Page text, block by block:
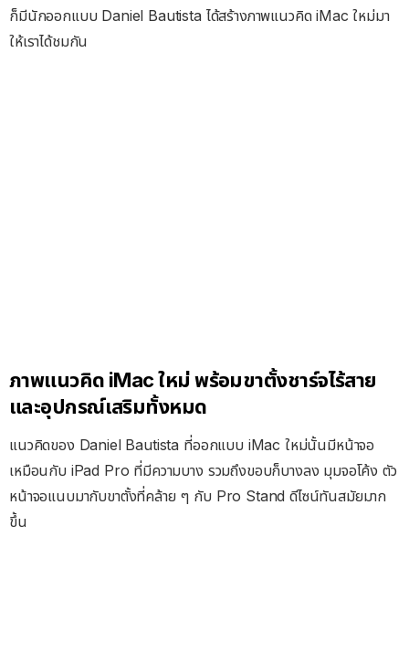
ก็มีนักออกแบบ Daniel Bautista ได้สร้างภาพแนวคิด iMac ใหม่มา
ให้เราได้ชมกัน
ภาพแนวคิด iMac ใหม่ พร้อมขาตั้งชาร์จไร้สาย
และอุปกรณ์เสริมทั้งหมด
แนวคิดของ Daniel Bautista ที่ออกแบบ iMac ใหม่นั้นมีหน้าจอ
เหมือนกับ iPad Pro ที่มีความบาง รวมถึงขอบก็บางลง มุมจอโค้ง ตัว
หน้าจอแนบมากับขาตั้งที่คล้าย ๆ กับ Pro Stand ดีไซน์ทันสมัยมาก
ขึ้น